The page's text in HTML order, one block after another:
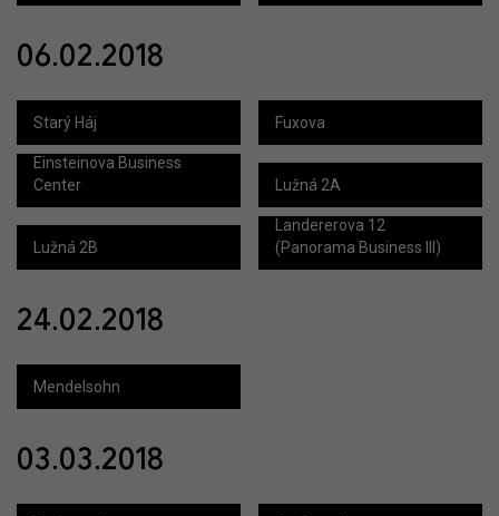
06.02.2018
Starý Háj Fuxova
Einsteinova Business
Center
Lužná 2A
Lužná 2B
Landererova 12
(Panorama Business III)
24.02.2018
Mendelsohn
03.03.2018